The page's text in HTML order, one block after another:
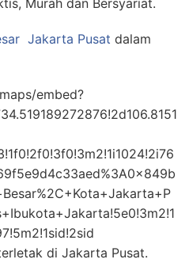
Jakarta Pusat dalam
embed?
di Jakarta Pusat.